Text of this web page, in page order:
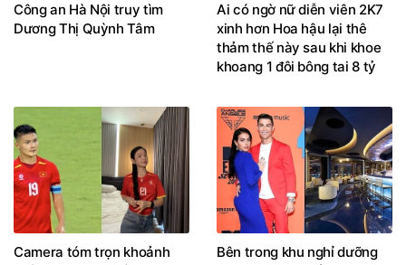
Công an Hà Nội truy tìm
Dương Thị Quỳnh Tâm
Ai có ngờ nữ diễn viên 2K7
xinh hơn Hoa hậu lại thê
thảm thế này sau khi khoe
khoang 1 đôi bông tai 8 tỷ
Camera tóm trọn khoảnh
Bên trong khu nghỉ dưỡng